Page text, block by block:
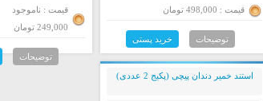
قیمت : 498,000 تومان
توضیحات خرید پستی
قیمت : ناموجود
249,000 تومان
توضیحات
استند خمیر دندان پیچی (پکیج 2 عددی)